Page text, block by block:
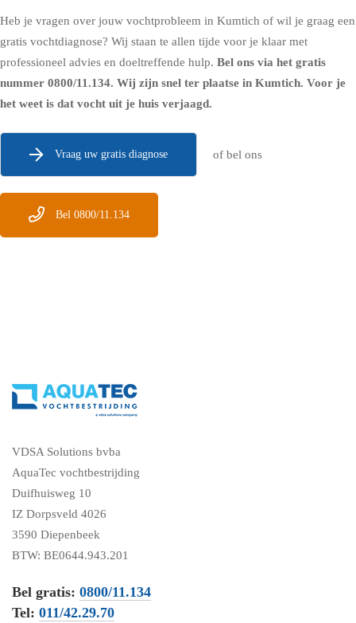
Heb je vragen over jouw vochtprobleem in Kumtich of wil je graag een
gratis vochtdiagnose? Wij staan te allen tijde voor je klaar met
professioneel advies en doeltreffende hulp. Bel ons via het gratis
nummer 0800/11.134. Wij zijn snel ter plaatse in Kumtich. Voor je
het weet is dat vocht uit je huis verjaagd.
Vraag uw gratis diagnose of bel ons
Bel 0800/11.134
VDSA Solutions bvba
AquaTec vochtbestrijding
Duifhuisweg 10
IZ Dorpsveld 4026
3590 Diepenbeek
BTW: BE0644.943.201
Bel gratis: 0800/11.134
Tel: 011/42.29.70